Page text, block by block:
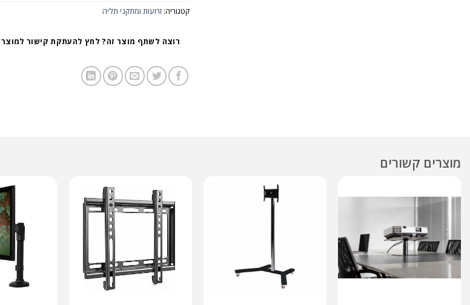
קטגוריה: זרועות ומתקני תליה
רוצה לשתף מוצר זה? לחץ להעתקת קישור למוצר
מוצרים קשורים